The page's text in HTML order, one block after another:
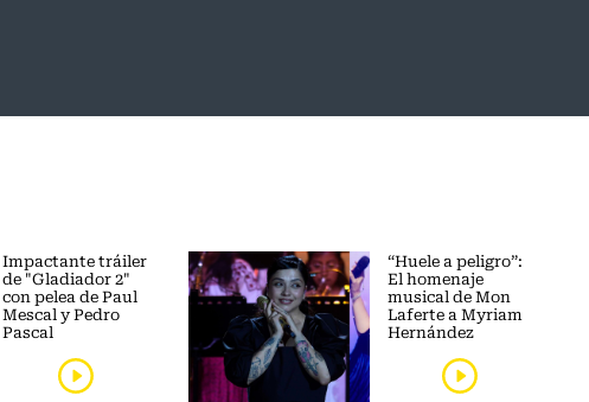
Impactante tráiler
de "Gladiador 2"
con pelea de Paul
Mescal y Pedro
Pascal
“Huele a peligro”:
El homenaje
musical de Mon
Laferte a Myriam
Hernández